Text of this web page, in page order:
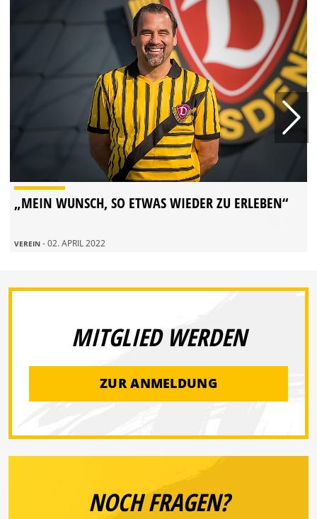
„MEIN WUNSCH, SO ETWAS WIEDER ZU ERLEBEN“
VEREIN - 02. APRIL 2022
MITGLIED WERDEN
ZUR ANMELDUNG
NOCH FRAGEN?